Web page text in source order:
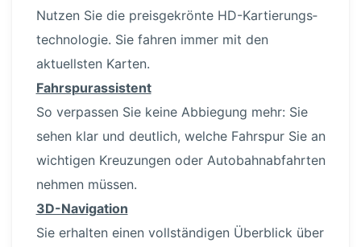
Nutzen Sie die preis­ge­krönte HD-Kar­tie­rungs­
tech­no­logie. Sie fahren immer mit den
aktuellsten Karten.
Fahrspu­ras­sistent
So verpassen Sie keine Abbiegung mehr: Sie
sehen klar und deutlich, welche Fahrspur Sie an
wichtigen Kreuzungen oder Autobahn­ab­fahrten
nehmen müssen.
3D-Navi­gation
Sie erhalten einen vollstän­digen Überblick über